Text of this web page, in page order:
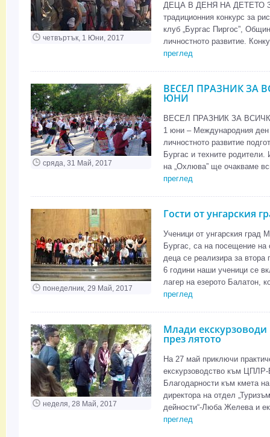
четвъртък, 1 Юни, 2017
ДЕЦА В ДЕНЯ НА ДЕТЕТО 35
традиционния конкурс за
клуб „Бургас Пиргос”,
личностното развитие.
преглед
сряда, 31 Май, 2017
ВЕСЕЛ ПРАЗНИК ЗА
ЮНИ
ВЕСЕЛ ПРАЗНИК ЗА
1 юни – Международния ден
личностното развитие
Бургас и техните
на „Охлюва” ще очакваме
преглед
понеделник, 29 Май, 2017
Гости от унгарския
Ученици от унгарския град
Бургас, са на посещение на
деца се реализира за
6 години наши ученици се
лагер на езерото Балатон,
преглед
неделя, 28 Май, 2017
Млади
през лятото
На 27 май приключи
екскурзоводство към
Благодарности към кмета
директора на отдел
дейности“-Люба Желева и
преглед